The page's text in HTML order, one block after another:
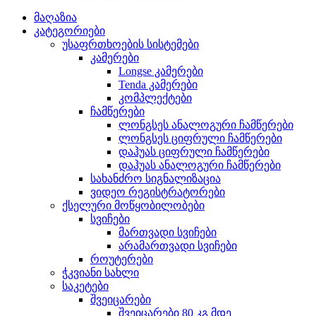
მაღაზია
კატეგორიები
უსაფრთხოების სისტემები
კამერები
Longse კამერები
Tenda კამერები
კომპლექტები
ჩამწერები
ლონგსეს ანალოგური ჩამწერები
ლონგსეს ციფრული ჩამწერები
დაჰუას ციფრული ჩამწერები
დაჰუას ანალოგური ჩამწერები
სახანძრო სიგნალიზაცია
ვიდეო რეგისტრატორები
ქსელური მოწყობილობები
სვიჩები
მართვადი სვიჩები
არამართვადი სვიჩები
როუტერები
ჭკვიანი სახლი
საკეტები
შვეიცარები
შვეიცარები 80 კგ მდე